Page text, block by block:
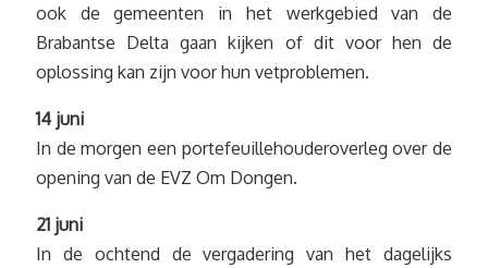
ook de gemeenten in het werkgebied van de
Brabantse Delta gaan kijken of dit voor hen de
oplossing kan zijn voor hun vetproblemen.
14 juni
In de morgen een portefeuillehouderoverleg over de
opening van de EVZ Om Dongen.
21 juni
In de ochtend de vergadering van het dagelijks